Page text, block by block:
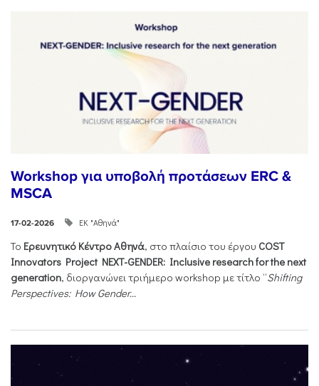
Workshop για υποβολή προτάσεων ERC &
MSCA
17-02-2026 ΕΚ "Αθηνά"
Το Ερευνητικό Κέντρο Αθηνά, στο πλαίσιο του έργου COST
Innovators Project NEXT-GENDER: Inclusive research for the next
generation, διοργανώνει τριήμερο workshop με τίτλο “Shifting
Perspectives: How Gender...